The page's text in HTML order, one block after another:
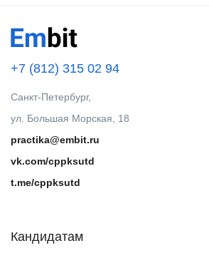
+7 (812) 315 02 94
Санкт-Петербург,
ул. Большая Морская, 18
practika@embit.ru
vk.com/cppksutd
t.me/cppksutd
Кандидатам